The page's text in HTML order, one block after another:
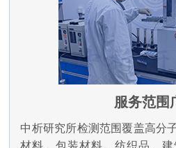
服务范围
中析研究所检测范围覆盖高分